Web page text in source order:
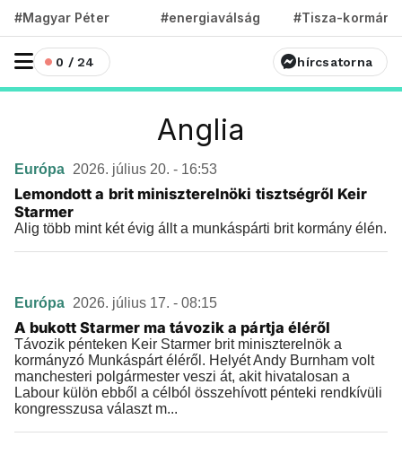
#Magyar Péter #energiaválság #Tisza-kormány
0 / 24 hírcsatorna
Anglia
Európa 2026. július 20. - 16:53
Lemondott a brit miniszterelnöki tisztségről Keir
Starmer
Alig több mint két évig állt a munkáspárti brit kormány élén.
Európa 2026. július 17. - 08:15
A bukott Starmer ma távozik a pártja éléről
Távozik pénteken Keir Starmer brit miniszterelnök a
kormányzó Munkáspárt éléről. Helyét Andy Burnham volt
manchesteri polgármester veszi át, akit hivatalosan a
Labour külön ebből a célból összehívott pénteki rendkívüli
kongresszusa választ m...